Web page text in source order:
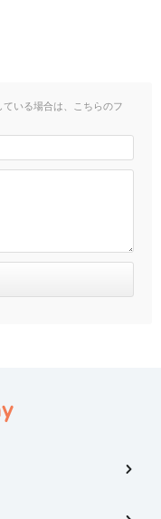
いる場合は、こちらのフ